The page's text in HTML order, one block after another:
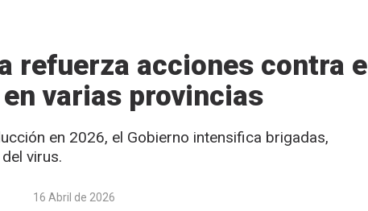
refuerza acciones contra el
varias provincias
en 2026, el Gobierno intensifica brigadas,
virus.
16 Abril de 2026